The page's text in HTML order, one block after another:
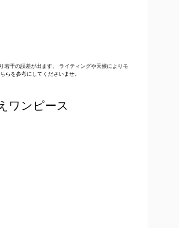
若干の誤差が出ます。 ライティングや天候によりモ
らを参考にしてくださいませ。
ワンピース